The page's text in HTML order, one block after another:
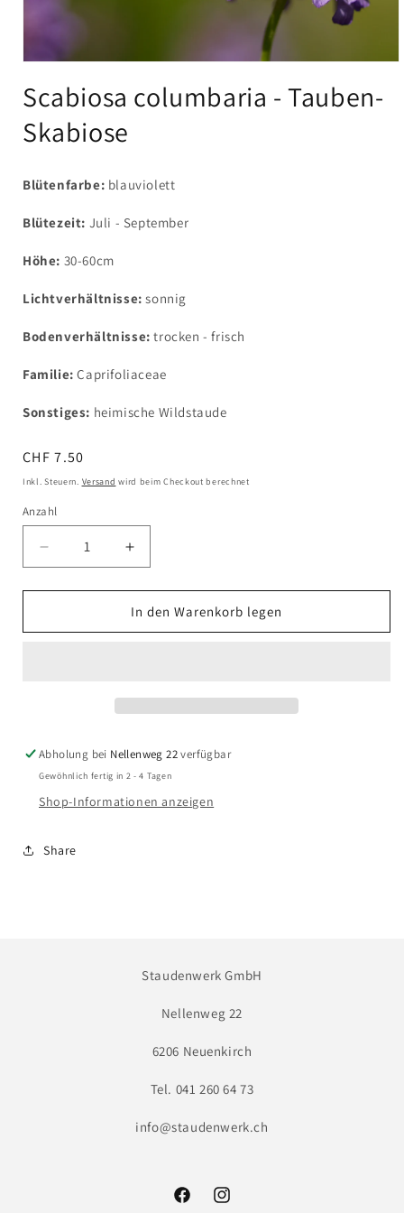
in
Modal
öffnen
Scabiosa columbaria - Tauben-
Skabiose
Blütenfarbe: blauviolett
Blütezeit: Juli - September
Höhe: 30-60cm
Lichtverhältnisse: sonnig
Bodenverhältnisse:trocken - frisch
Familie:Caprifoliaceae
Sonstiges: heimische Wildstaude
Normaler
Preis
CHF 7.50
Inkl. Steuern. Versand wird beim Checkout berechnet
Anzahl
Verringere
die
Menge
Scabiosa
Erhöhe
die
Menge
für
Scabiosa
In den Warenkorb legen
Abholung bei Nellenweg 22verfügbar
Gewöhnlich fertig in 2 - 4 Tagen
Shop-Informationen anzeigen
Share
Staudenwerk GmbH
Nellenweg 22
6206 Neuenkirch
Tel. 041 260 64 73
info@staudenwerk.ch
FacebookInstagram